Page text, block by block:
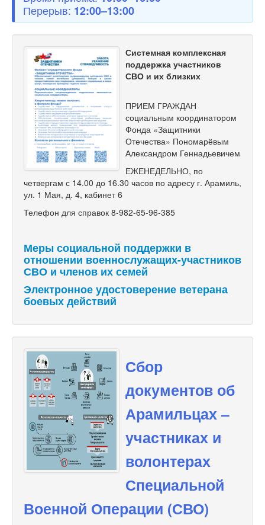
Перерыв: 12:00–13:00
Системная комплексная
поддержка участников
СВО и их близких
ПРИЕМ ГРАЖДАН
социальным координатором
Фонда «Защитники
Отечества» Пономарёвым
Александром Геннадьевичем
ЕЖЕНЕДЕЛЬНО, по
четвергам с 14.00 до 16.30 часов по адресу г. Арамиль,
ул. 1 Мая, д. 4, кабинет 6
Телефон для справок 8-982-65-96-385
Меры социальной поддержки в
отношении военнослужащих-участников
СВО и членов их семей
Электронное удостоверение ветерана
боевых действий
Сбор
документов об
Арамильцах –
участниках и
волонтерах
Специальной
Военной Операции (СВО)